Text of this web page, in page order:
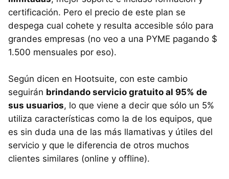
certificación. Pero el precio de este plan se
despega cual cohete y resulta accesible sólo para
grandes empresas (no veo a una PYME pagando $
1.500 mensuales por eso).
Según dicen en Hootsuite, con este cambio
seguirán brindando servicio gratuito al 95% de
sus usuarios, lo que viene a decir que sólo un 5%
utiliza características como la de los equipos, que
es sin duda una de las más llamativas y útiles del
servicio y que le diferencia de otros muchos
clientes similares (online y offline).